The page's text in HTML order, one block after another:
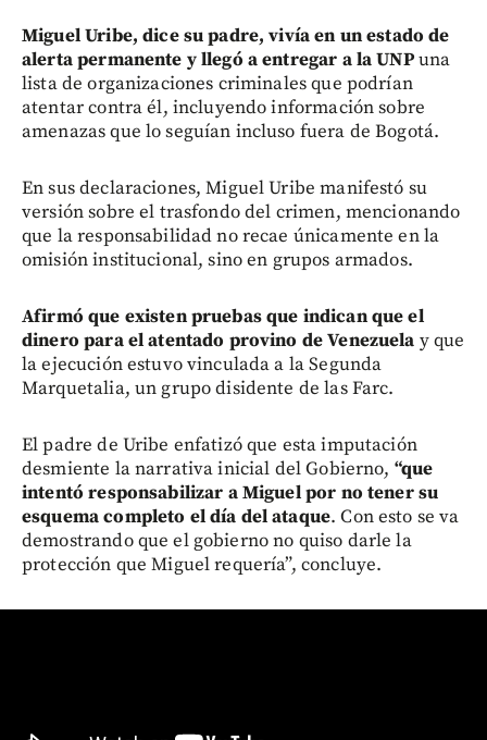
Miguel Uribe, dice su padre, vivía en un estado de
alerta permanente y llegó a entregar a la UNPuna
lista de organizaciones criminales que podrían
atentar contra él, incluyendo información sobre
amenazas que lo seguían incluso fuera de Bogotá.
En sus declaraciones, Miguel Uribe manifestó su
versión sobre el trasfondo del crimen, mencionando
que la responsabilidad no recae únicamente en la
omisión institucional, sino en grupos armados.
Afirmó que existen pruebas que indican que el
dinero para el atentado provino de Venezuela y que
la ejecución estuvo vinculada a la Segunda
Marquetalia, un grupo disidente de las Farc.
El padre de Uribe enfatizó que esta imputación
desmiente la narrativa inicial del Gobierno, “que
intentó responsabilizar a Miguel por no tener su
esquema completo el día del ataque. Con esto se va
demostrando que el gobierno no quiso darle la
protección que Miguel requería”, concluye.